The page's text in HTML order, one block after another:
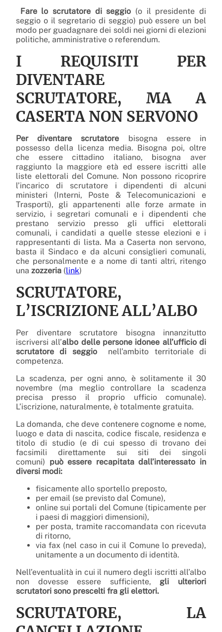
Fare lo scrutatore di seggio (o il presidente di
seggio o il segretario di seggio) può essere un bel
modo per guadagnare dei soldi nei giorni di elezioni
politiche, amministrative o referendum.
I REQUISITI PER
DIVENTARE
SCRUTATORE, MA A
CASERTA NON SERVONO
Per diventare scrutatore bisogna essere in
possesso della licenza media. Bisogna poi, oltre
che essere cittadino italiano, bisogna aver
raggiunto la maggiore età ed essere iscritti alle
liste elettorali del Comune. Non possono ricoprire
l’incarico di scrutatore i dipendenti di alcuni
ministeri (Interni, Poste & Telecomunicazioni e
Trasporti), gli appartenenti alle forze armate in
servizio, i segretari comunali e i dipendenti che
prestano servizio presso gli uffici elettorali
comunali, i candidati a quelle stesse elezioni e i
rappresentanti di lista. Ma a Caserta non servono,
basta il Sindaco e da alcuni consiglieri comunali,
che personalmente e a nome di tanti altri, ritengo
una zozzeria (link)
SCRUTATORE,
L’ISCRIZIONE ALL’ALBO
Per diventare scrutatore bisogna innanzitutto
iscriversi all’albo delle persone idonee all’ufficio di
scrutatore di seggio nell’ambito territoriale di
competenza.
La scadenza, per ogni anno, è solitamente il 30
novembre (ma meglio controllare la scadenza
precisa presso il proprio ufficio comunale).
L’iscrizione, naturalmente, è totalmente gratuita.
La domanda, che deve contenere cognome e nome,
luogo e data di nascita, codice fiscale, residenza e
titolo di studio (e di cui spesso di trovano dei
facsimili direttamente sui siti dei singoli
comuni) può essere recapitata dall’interessato in
diversi modi:
fisicamente allo sportello preposto,
per email (se previsto dal Comune),
online sui portali del Comune (tipicamente per
i paesi di maggiori dimensioni),
per posta, tramite raccomandata con ricevuta
di ritorno,
via fax (nel caso in cui il Comune lo preveda),
unitamente a un documento di identità.
Nell’eventualità in cui il numero degli iscritti all’albo
non dovesse essere sufficiente,gli ulteriori
scrutatori sono prescelti fra gli elettori.
SCRUTATORE, LA